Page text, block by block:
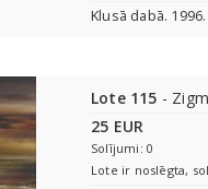
Klusā dabā.
Lote 115 -
25 EUR
Solījumi: 0
Lote ir noslēgta,